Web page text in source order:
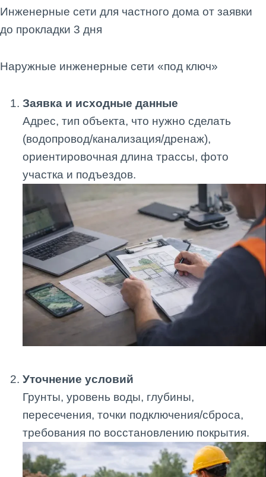
Инженерные сети для частного дома от заявки
до прокладки 3 дня
Наружные инженерные сети «под ключ»
Заявка и исходные данные
Адрес, тип объекта, что нужно сделать
(водопровод/канализация/дренаж),
ориентировочная длина трассы, фото
участка и подъездов.
Уточнение условий
Грунты, уровень воды, глубины,
пересечения, точки подключения/сброса,
требования по восстановлению покрытия.